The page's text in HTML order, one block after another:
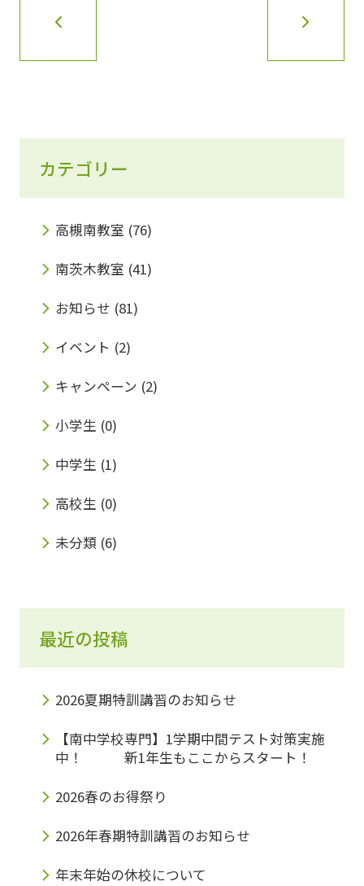
カテゴリー
高槻南教室 (76)
南茨木教室 (41)
お知らせ (81)
イベント (2)
キャンペーン (2)
小学生 (0)
中学生 (1)
高校生 (0)
未分類 (6)
最近の投稿
2026夏期特訓講習のお知らせ
【南中学校専門】1学期中間テスト対策実施
中！ 新1年生もここからスタート！
2026春のお得祭り
2026年春期特訓講習のお知らせ
年末年始の休校について